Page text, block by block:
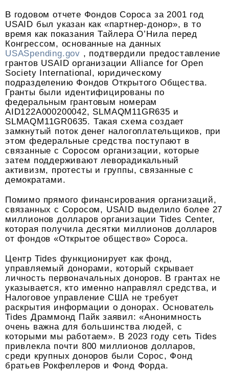
В годовом отчете Фондов Сороса за 2001 год
USAID был указан как «партнер-донор», в то
время как показания Тайлера О’Нила перед
Конгрессом, основанные на данных
USASpending.gov , подтвердили предоставление
грантов USAID организации Alliance for Open
Society International, юридическому
подразделению Фондов Открытого Общества.
Гранты были идентифицированы по
федеральным грантовым номерам
AID122A000200042, SLMAQM11GR635 и
SLMAQM11GR0635. Такая схема создает
замкнутый поток денег налогоплательщиков, при
этом федеральные средства поступают в
связанные с Соросом организации, которые
затем поддерживают леворадикальный
активизм, протесты и группы, связанные с
демократами.
Помимо прямого финансирования организаций,
связанных с Соросом, USAID выделило более 27
миллионов долларов организации Tides Center,
которая получила десятки миллионов долларов
от фондов «Открытое общество» Сороса.
Центр Tides функционирует как фонд,
управляемый донорами, который скрывает
личность первоначальных доноров. В грантах не
указывается, кто именно направлял средства, и
Налоговое управление США не требует
раскрытия информации о донорах. Основатель
Tides Драммонд Пайк заявил: «Анонимность
очень важна для большинства людей, с
которыми мы работаем». В 2023 году сеть Tides
привлекла почти 800 миллионов долларов,
среди крупных доноров были Сорос, Фонд
братьев Рокфеллеров и Фонд Форда.